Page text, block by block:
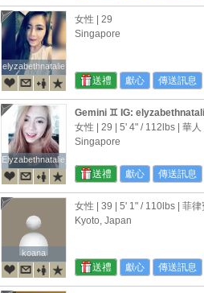
elyzabethnatalie
elyzabethnatalie
女性 | 29
Singapore
送禮 獻心 傳送訊息
Elyzabethnatalie_
Elyzabethnatalie_
Gemini ♊ IG:
女性 | 29 | 5' 4" / 112lbs | 華人
Singapore
送禮 獻心 傳送訊息
koana
koana
女性 | 39 | 5' 1" / 110lbs | 菲
Kyoto, Japan
送禮 獻心 傳送訊息